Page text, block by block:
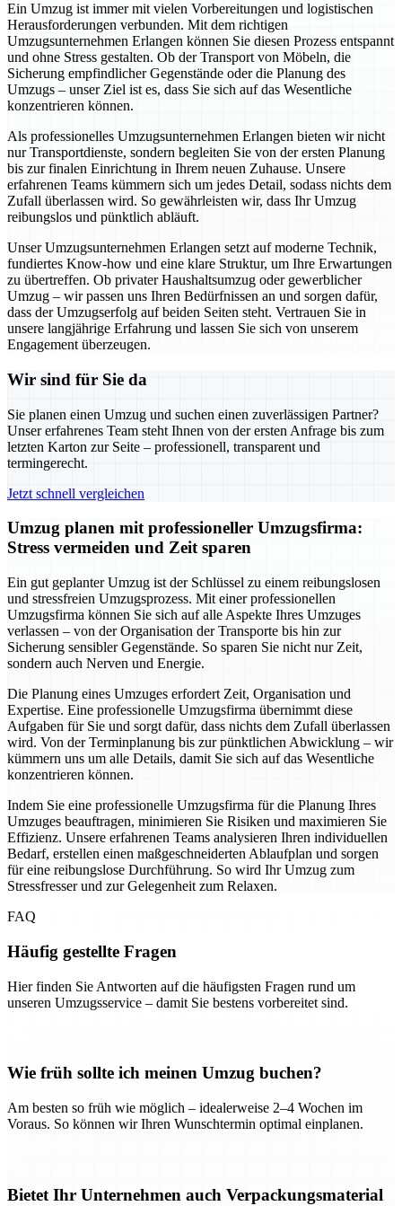
Ein Umzug ist immer mit vielen Vorbereitungen und logistischen
Herausforderungen verbunden. Mit dem richtigen
Umzugsunternehmen Erlangen können Sie diesen Prozess entspannt
und ohne Stress gestalten. Ob der Transport von Möbeln, die
Sicherung empfindlicher Gegenstände oder die Planung des
Umzugs – unser Ziel ist es, dass Sie sich auf das Wesentliche
konzentrieren können.
Als professionelles Umzugsunternehmen Erlangen bieten wir nicht
nur Transportdienste, sondern begleiten Sie von der ersten Planung
bis zur finalen Einrichtung in Ihrem neuen Zuhause. Unsere
erfahrenen Teams kümmern sich um jedes Detail, sodass nichts dem
Zufall überlassen wird. So gewährleisten wir, dass Ihr Umzug
reibungslos und pünktlich abläuft.
Unser Umzugsunternehmen Erlangen setzt auf moderne Technik,
fundiertes Know-how und eine klare Struktur, um Ihre Erwartungen
zu übertreffen. Ob privater Haushaltsumzug oder gewerblicher
Umzug – wir passen uns Ihren Bedürfnissen an und sorgen dafür,
dass der Umzugserfolg auf beiden Seiten steht. Vertrauen Sie in
unsere langjährige Erfahrung und lassen Sie sich von unserem
Engagement überzeugen.
Wir sind für Sie da
Sie planen einen Umzug und suchen einen zuverlässigen Partner?
Unser erfahrenes Team steht Ihnen von der ersten Anfrage bis zum
letzten Karton zur Seite – professionell, transparent und
termingerecht.
Jetzt schnell vergleichen
Umzug planen mit professioneller Umzugsfirma:
Stress vermeiden und Zeit sparen
Ein gut geplanter Umzug ist der Schlüssel zu einem reibungslosen
und stressfreien Umzugsprozess. Mit einer professionellen
Umzugsfirma können Sie sich auf alle Aspekte Ihres Umzuges
verlassen – von der Organisation der Transporte bis hin zur
Sicherung sensibler Gegenstände. So sparen Sie nicht nur Zeit,
sondern auch Nerven und Energie.
Die Planung eines Umzuges erfordert Zeit, Organisation und
Expertise. Eine professionelle Umzugsfirma übernimmt diese
Aufgaben für Sie und sorgt dafür, dass nichts dem Zufall überlassen
wird. Von der Terminplanung bis zur pünktlichen Abwicklung – wir
kümmern uns um alle Details, damit Sie sich auf das Wesentliche
konzentrieren können.
Indem Sie eine professionelle Umzugsfirma für die Planung Ihres
Umzuges beauftragen, minimieren Sie Risiken und maximieren Sie
Effizienz. Unsere erfahrenen Teams analysieren Ihren individuellen
Bedarf, erstellen einen maßgeschneiderten Ablaufplan und sorgen
für eine reibungslose Durchführung. So wird Ihr Umzug zum
Stressfresser und zur Gelegenheit zum Relaxen.
FAQ
Häufig gestellte Fragen
Hier finden Sie Antworten auf die häufigsten Fragen rund um
unseren Umzugsservice – damit Sie bestens vorbereitet sind.
Wie früh sollte ich meinen Umzug buchen?
Am besten so früh wie möglich – idealerweise 2–4 Wochen im
Voraus. So können wir Ihren Wunschtermin optimal einplanen.
Bietet Ihr Unternehmen auch Verpackungsmaterial